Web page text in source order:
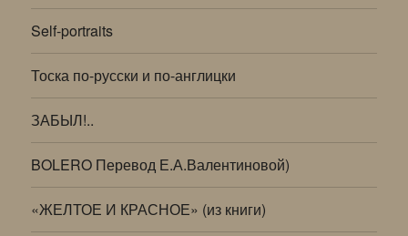
Self-portraits
Тоска по-русски и по-англицки
ЗАБЫЛ!..
BOLERO Перевод Е.А.Валентиновой)
«ЖЕЛТОЕ И КРАСНОЕ» (из книги)